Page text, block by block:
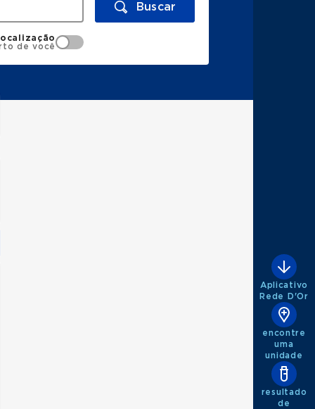
Buscar
de você
Aplicativo
Rede D'Or
encontre
uma
unidade
resultado
de